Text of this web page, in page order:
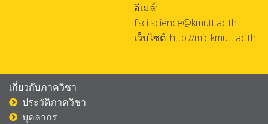
อีเมล์:
fsci.science@kmutt.ac.th
เว็บไซต์: http://mic.kmutt.ac.th
เกี่ยวกับภาควิชา
ประวัติภาควิชา
บุคลากร